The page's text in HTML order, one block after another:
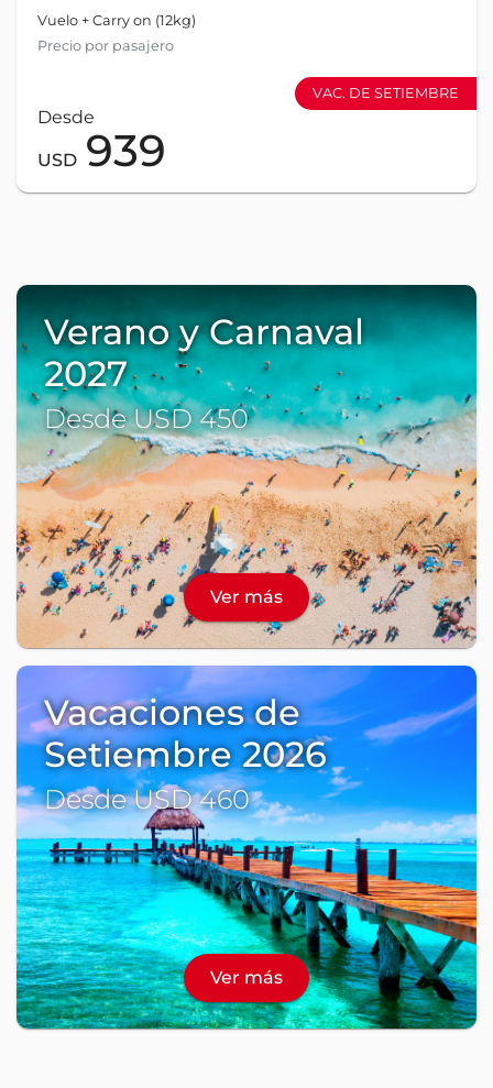
Vuelo + Carry on (12kg)
Precio por pasajero
VAC. DE SETIEMBRE
Desde
USD 939
Verano y Carnaval
2027
Desde USD 450
Ver más
Vacaciones de
Setiembre 2026
Desde USD 460
Ver más